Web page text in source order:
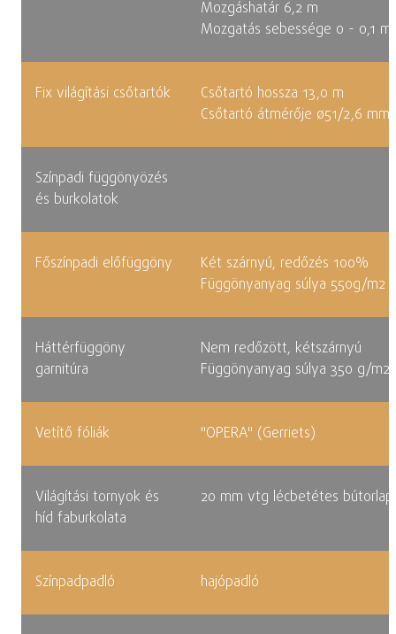
Mozgáshatár 6,2 m
Mozgatás sebessége 0 - 0,1
Fix világítási csőtartók
Csőtartó hossza 13,0 m
Csőtartó átmérője ø51/2,6 mm
Színpadi függönyözés
és burkolatok
Főszínpadi előfüggöny
Két szárnyú, redőzés 100%
Függönyanyag súlya 550g/m2
Háttérfüggöny
garnitúra
Nem redőzött, kétszárnyú
Függönyanyag súlya 350 g/m2
Vetítő fóliák "OPERA" (Gerriets)
Világítási tornyok és
híd faburkolata
20 mm vtg lécbetétes bútorlap
Színpadpadló hajópadló